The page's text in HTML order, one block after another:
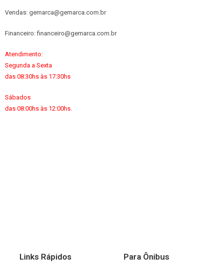
Vendas: gemarca@gemarca.com.br
Financeiro: financeiro@gemarca.com.br
Atendimento:
Segunda a Sexta
das 08:30hs às 17:30hs
Sábados
das 08:00hs às 12:00hs.
Links Rápidos Para Ônibus